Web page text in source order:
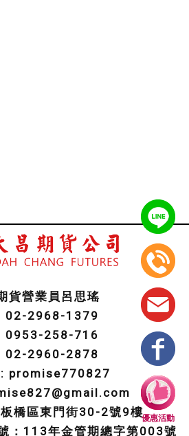
貨營業員呂思瑤
02-2968-1379
0953-258-716
02-2960-2878
promise770827
橋區東門街30-2號9樓
：113年金管期總字第003號
優惠活動